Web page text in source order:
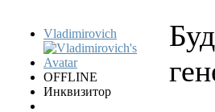
Vladimirovich
OFFLINE
Инквизитор